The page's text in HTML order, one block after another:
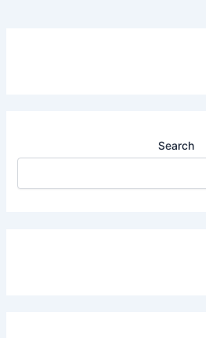
Search